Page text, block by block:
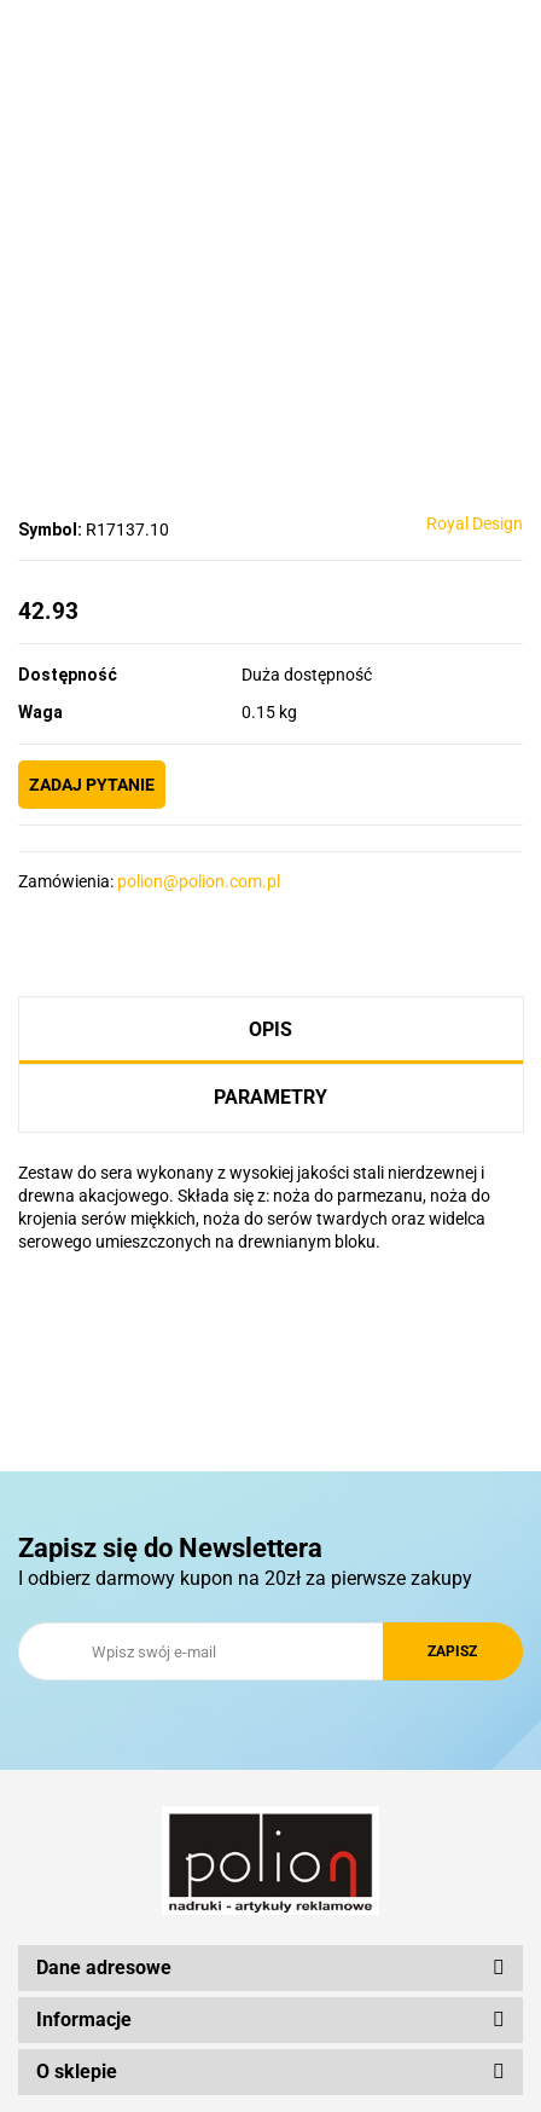
Symbol: R17137.10 Royal Design
42.93
Dostępność
Duża dostępność
Waga
0.15 kg
ZADAJ PYTANIE
Zamówienia: polion@polion.com.pl
OPIS
PARAMETRY
Zestaw do sera wykonany z wysokiej jakości stali nierdzewnej i
drewna akacjowego. Składa się z: noża do parmezanu, noża do
krojenia serów miękkich, noża do serów twardych oraz widelca
serowego umieszczonych na drewnianym bloku.
Royal Design
Silicon Power
Zapisz się do Newslettera
I odbierz darmowy kupon na 20zł za pierwsze zakupy
Dane adresowe
Informacje
O sklepie